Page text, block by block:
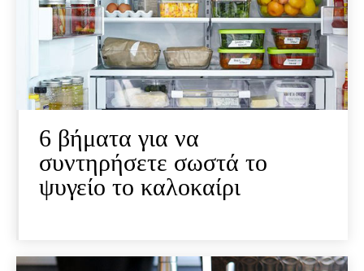
6 βήματα για να
συντηρήσετε σωστά το
ψυγείο το καλοκαίρι